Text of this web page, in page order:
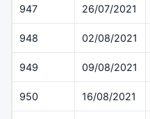
947 26/07/2021
948 02/08/2021
949 09/08/2021
950 16/08/2021